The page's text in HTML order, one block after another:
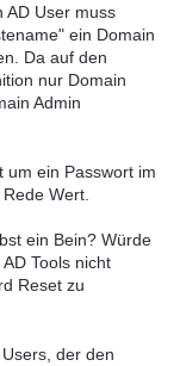
AD User muss
ein Domain
Da auf den
nur Domain
Admin
um ein Passwort im
Wert.
ein Bein? Würde
Tools nicht
Reset zu
der den